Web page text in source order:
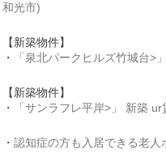
和光市)
【新築物件】
・
「泉北パークヒルズ竹城台>
【新築物件】
・
「サンラフレ平岸>」 新築
・ 認知症の方も入居できる老人